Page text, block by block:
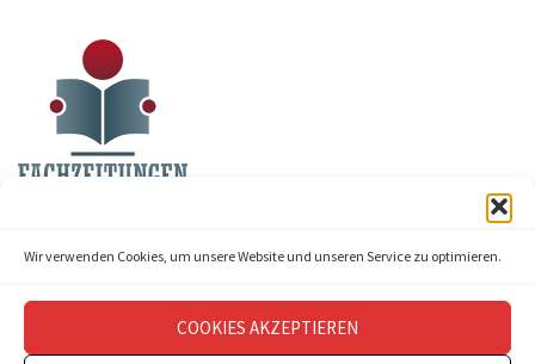
Wir verwenden Cookies, um unsere Website und unseren Service zu optimieren.
COOKIES AKZEPTIEREN